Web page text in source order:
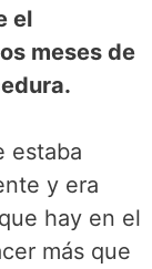
el
meses de
estaba
y era
hay en el
más que